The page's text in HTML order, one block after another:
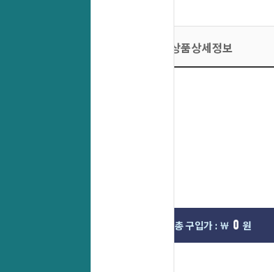
상품상세정보
총 구입가 : ￦ 0 원